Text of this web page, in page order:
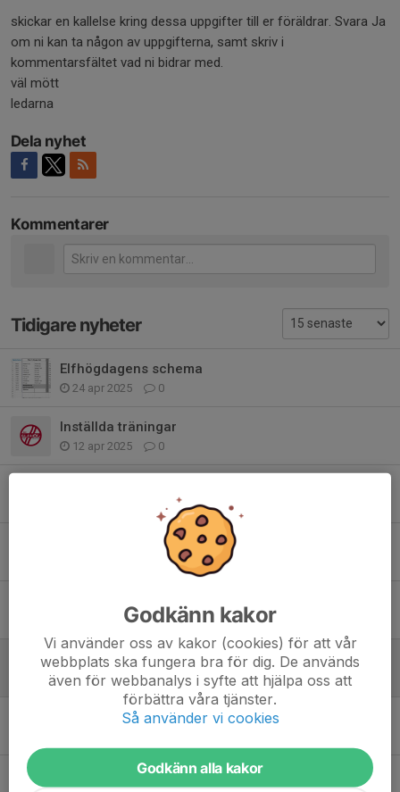
skickar en kallelse kring dessa uppgifter till er föräldrar. Svara Ja
om ni kan ta någon av uppgifterna, samt skriv i
kommentarsfältet vad ni bidrar med.
väl mött
ledarna
Dela nyhet
Kommentarer
Tidigare nyheter
Elfhögdagens schema
24 apr 2025 0
Inställda träningar
12 apr 2025 0
Ingen match lördag 25/1
9 jan 2025 0
Matchspel på lördag + föräldrarsupport
19 nov 2024 0
Vi drar igång söndagen 8/9
Föräldramatch och fika på söndag
Godkänn kakor
Vi använder oss av kakor (cookies) för att vår
webbplats ska fungera bra för dig. De används
även för webbanalys i syfte att hjälpa oss att
förbättra våra tjänster.
Så använder vi cookies
Godkänn alla kakor